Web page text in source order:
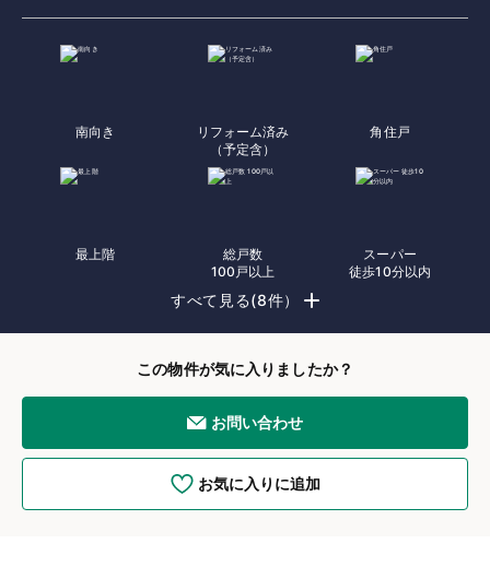
南向き
リフォーム済み
（予定含）
角住戸
最上階
総戸数
100戸以上
スーパー
徒歩10分以内
すべて見る(8件）
この物件が気に入りましたか？
お問い合わせ
お気に入りに追加